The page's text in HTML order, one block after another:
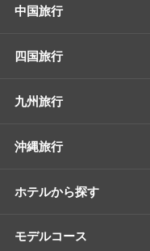
中国旅行
四国旅行
九州旅行
沖縄旅行
ホテルから探す
モデルコース